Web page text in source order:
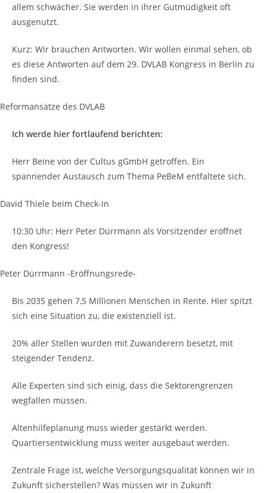
allem schwächer. Sie werden in ihrer Gutmüdigkeit oft
ausgenutzt.
Kurz: Wir brauchen Antworten. Wir wollen einmal sehen, ob
es diese Antworten auf dem 29. DVLAB Kongress in Berlin zu
finden sind.
Reformansätze des DVLAB
Ich werde hier fortlaufend berichten:
Herr Beine von der Cultus gGmbH getroffen. Ein
spannender Austausch zum Thema PeBeM entfaltete sich.
David Thiele beim Check-In
10:30 Uhr: Herr Peter Dürrmann als Vorsitzender eröffnet
den Kongress!
Peter Dürrmann -Eröffnungsrede-
Bis 2035 gehen 7,5 Millionen Menschen in Rente. Hier spitzt
sich eine Situation zu, die existenziell ist.
20% aller Stellen wurden mit Zuwanderern besetzt, mit
steigender Tendenz.
Alle Experten sind sich einig, dass die Sektorengrenzen
wegfallen müssen.
Altenhilfeplanung muss wieder gestärkt werden.
Quartiersentwicklung muss weiter ausgebaut werden.
Zentrale Frage ist, welche Versorgungsqualität können wir in
Zukunft sicherstellen? Was müssen wir in Zukunft